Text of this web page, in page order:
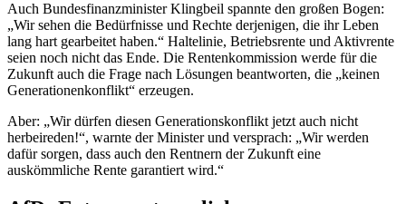
Auch Bundesfinanzminister Klingbeil spannte den großen Bogen:
„Wir sehen die Bedürfnisse und Rechte derjenigen, die ihr Leben
lang hart gearbeitet haben.“ Haltelinie, Betriebsrente und Aktivrente
seien noch nicht das Ende. Die Rentenkommission werde für die
Zukunft auch die Frage nach Lösungen beantworten, die „keinen
Generationenkonflikt“ erzeugen.
Aber: „Wir dürfen diesen Generationskonflikt jetzt auch nicht
herbeireden!“, warnte der Minister und versprach: „Wir werden
dafür sorgen, dass auch den Rentnern der Zukunft eine
auskömmliche Rente garantiert wird.“